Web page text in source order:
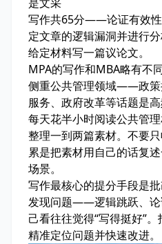
写作共65分——论证有效
定文章的逻辑漏洞并进行
给定材料写一篇议论文。
MPA的写作和MBA略有不
侧重公共管理领域——政策
服务、政府改革等话题是
每天花半小时阅读公共管
整理一到两篇素材。不要
累是把素材用自己的话复
场景。
写作最核心的提分手段是
发现问题——逻辑跳跃、论
己看往往觉得“写得挺好”
精准定位问题并快速改进。